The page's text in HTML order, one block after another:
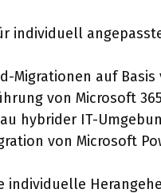
individuell
Migrationen auf Basis
von Microsoft
hybrider IT-
von Microsoft
individuelle